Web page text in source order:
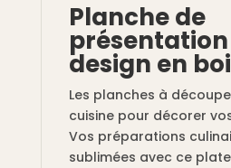
Planche de
présentation
design en
Les planches à
cuisine pour décorer
Vos préparations
sublimées avec ce